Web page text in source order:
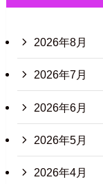
2026年8月
2026年7月
2026年6月
2026年5月
2026年4月